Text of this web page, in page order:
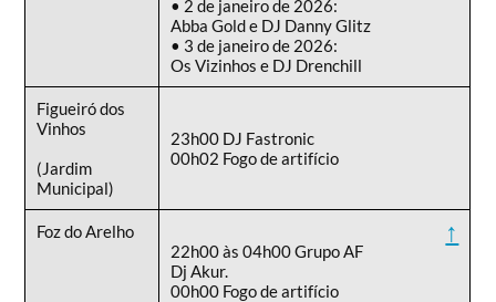
• 2 de janeiro de 2026:
Abba Gold e DJ Danny Glitz
• 3 de janeiro de 2026:
Os Vizinhos e DJ Drenchill
Figueiró dos
Vinhos
(Jardim
Municipal)
23h00 DJ Fastronic
00h02 Fogo de artifício
Foz do Arelho ↑
22h00 às 04h00 Grupo AF
Dj Akur.
00h00 Fogo de artifício